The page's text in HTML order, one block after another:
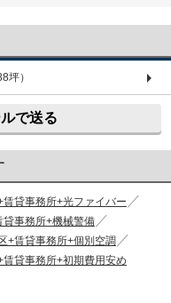
坪）
で送る
賃貸事務所+光ファイバー
貸事務所+機械警備
+賃貸事務所+個別空調
賃貸事務所+初期費用安め